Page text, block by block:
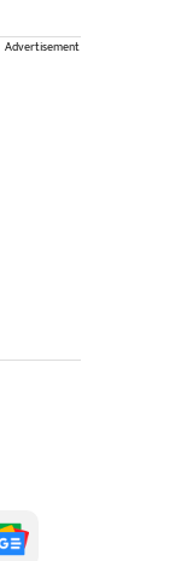
Advertisement